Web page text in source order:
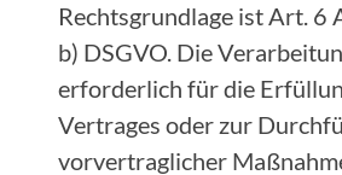
Rechtsgrundlage ist Art. 6
b) DSGVO. Die
erforderlich für die
Vertrages oder zur
vorvertraglicher